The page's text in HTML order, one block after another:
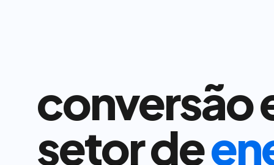
conversão
setor de